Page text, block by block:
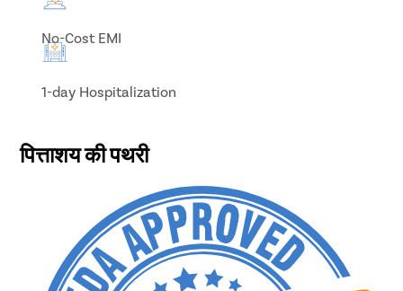
No-Cost EMI
1-day Hospitalization
पित्ताशय की पथरी